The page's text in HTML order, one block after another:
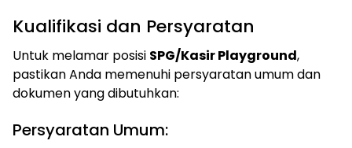
Kualifikasi dan Persyaratan
Untuk melamar posisi SPG/Kasir Playground,
pastikan Anda memenuhi persyaratan umum dan
dokumen yang dibutuhkan:
Persyaratan Umum: